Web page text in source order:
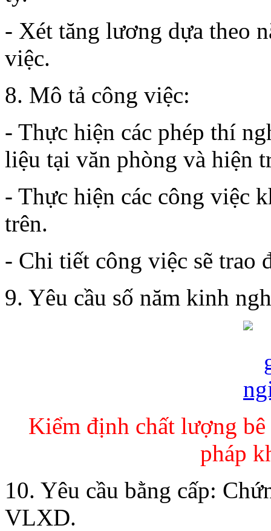
- Xét tăng lương dựa theo
việc.
8. Mô tả công việc:
- Thực hiện các phép thí
liệu tại văn phòng và hiện
- Thực hiện các công việc
trên.
- Chi tiết công việc sẽ trao
9. Yêu cầu số năm kinh
Kiểm định chất lượng
pháp
10. Yêu cầu bằng cấp:
VLXD.